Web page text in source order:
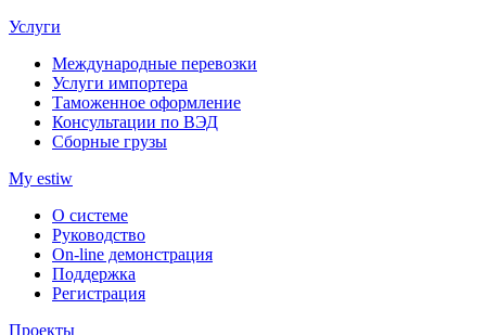
Услуги
Международные перевозки
Услуги импортера
Таможенное оформление
Консультации по ВЭД
Сборные грузы
My estiw
О системе
Руководство
On-line демонстрация
Поддержка
Регистрация
Проекты